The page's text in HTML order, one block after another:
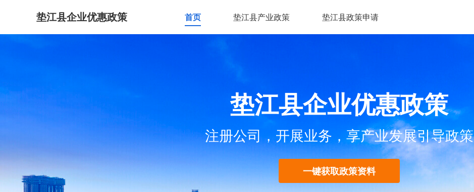
垫江县企业优惠政策 首页 垫江县产业政策 垫江县政策申请
垫江县企业优惠政策
注册公司，开展业务，享产业发展引导政策
一键获取政策资料